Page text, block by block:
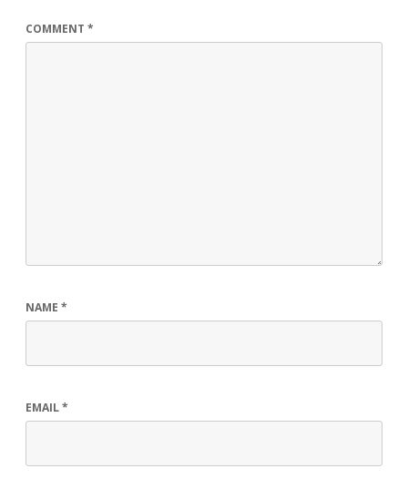
COMMENT *
NAME *
EMAIL*